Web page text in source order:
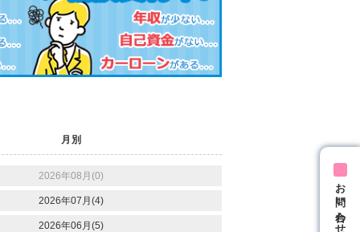
お問い合わせ
月別
2026年08月(0)
2026年07月(4)
2026年06月(5)